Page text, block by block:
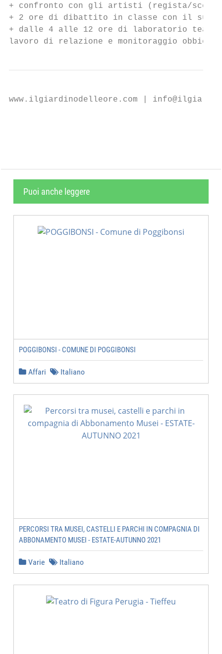
+ confronto con gli artisti (regista/
+ 2 ore di dibattito in classe con il
+ dalle 4 alle 12 ore di laboratorio
lavoro di relazione e monitoraggio
www.ilgiardinodelleore.com |
Puoi anche leggere
POGGIBONSI - COMUNE DI POGGIBONSI
Affari Italiano
PERCORSI TRA MUSEI, CASTELLI E PARCHI IN COMPAGNIA DI
ABBONAMENTO MUSEI - ESTATE-AUTUNNO 2021
Varie Italiano